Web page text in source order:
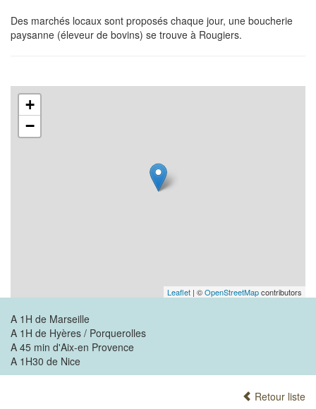
Des marchés locaux sont proposés chaque jour, une boucherie
paysanne (éleveur de bovins) se trouve à Rougiers.
+
−
Leaflet | ©OpenStreetMapcontributors
A 1H de Marseille
A 1H de Hyères / Porquerolles
A 45 min d'Aix-en Provence
A 1H30 de Nice
Retour liste